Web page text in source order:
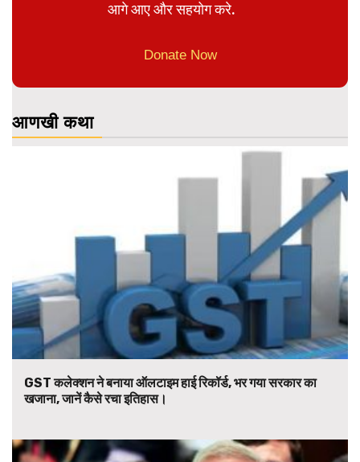
आगे आए और सहयोग करे.
Donate Now
आणखी कथा
GST कलेक्शन ने बनाया ऑलटाइम हाई रिकॉर्ड, भर गया सरकार का
खजाना, जानें कैसे रचा इतिहास।